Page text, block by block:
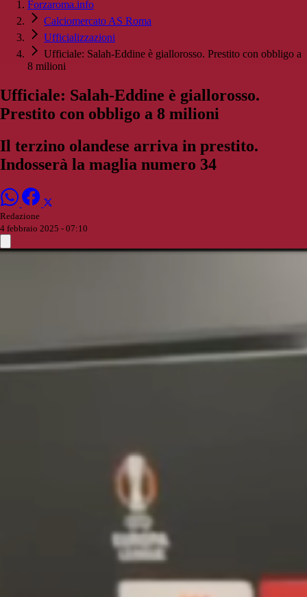
Forzaroma.info
Calciomercato AS Roma
Ufficializzazioni
Ufficiale: Salah-Eddine è giallorosso. Prestito con obbligo a
8 milioni
Ufficiale: Salah-Eddine è giallorosso.
Prestito con obbligo a 8 milioni
Il terzino olandese arriva in prestito.
Indosserà la maglia numero 34
Redazione
4 febbraio 2025 - 07:10